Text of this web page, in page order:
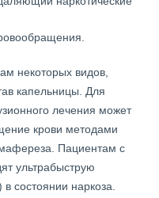
некоторых видов,
капельницы. Для
лечения может
крови методами
Пациентам с
ультрабыструю
состоянии наркоза.